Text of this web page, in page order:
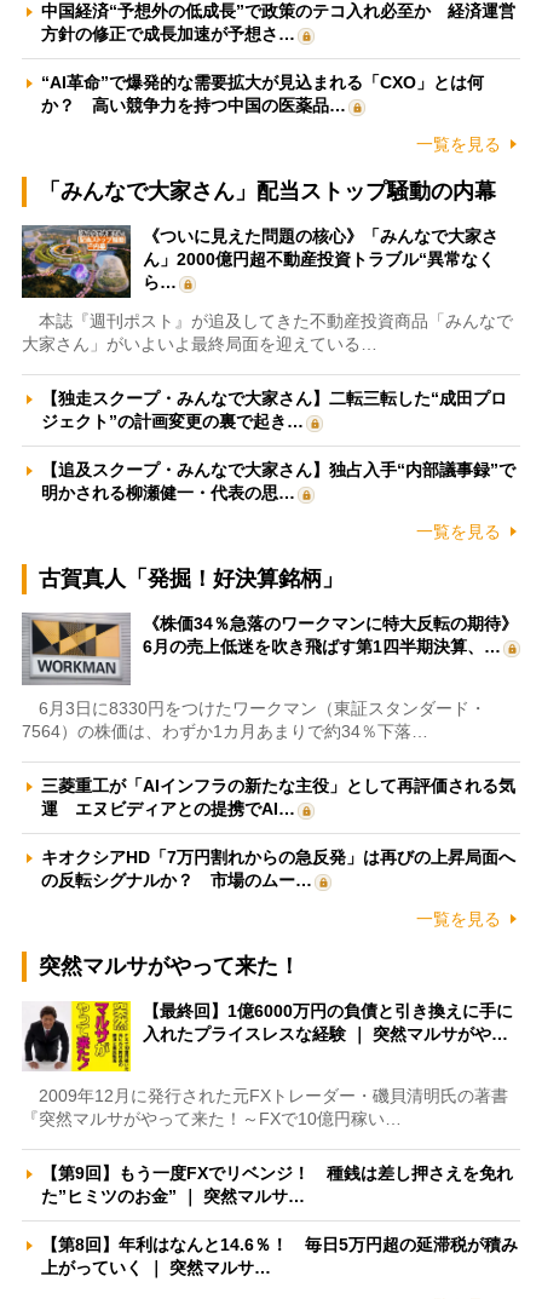
中国経済“予想外の低成長”で政策のテコ入れ必至か 経済運営
方針の修正で成長加速が予想さ…
“AI革命”で爆発的な需要拡大が見込まれる「CXO」とは何
か？ 高い競争力を持つ中国の医薬品…
一覧を見る
「みんなで大家さん」配当ストップ騒動の内幕
《ついに見えた問題の核心》「みんなで大家さ
ん」2000億円超不動産投資トラブル“異常なく
ら…
本誌『週刊ポスト』が追及してきた不動産投資商品「みんなで
大家さん」がいよいよ最終局面を迎えている…
【独走スクープ・みんなで大家さん】二転三転した“成田プロ
ジェクト”の計画変更の裏で起き…
【追及スクープ・みんなで大家さん】独占入手“内部議事録”で
明かされる柳瀬健一・代表の思…
一覧を見る
古賀真人「発掘！好決算銘柄」
《株価34％急落のワークマンに特大反転の期待》
6月の売上低迷を吹き飛ばす第1四半期決算、…
6月3日に8330円をつけたワークマン（東証スタンダード・
7564）の株価は、わずか1カ月あまりで約34％下落…
三菱重工が「AIインフラの新たな主役」として再評価される気
運 エヌビディアとの提携でAI…
キオクシアHD「7万円割れからの急反発」は再びの上昇局面へ
の反転シグナルか？ 市場のムー…
一覧を見る
突然マルサがやって来た！
【最終回】1億6000万円の負債と引き換えに手に
入れたプライスレスな経験 ｜ 突然マルサがや…
2009年12月に発行された元FXトレーダー・磯貝清明氏の著書
『突然マルサがやって来た！～FXで10億円稼い…
【第9回】もう一度FXでリベンジ！ 種銭は差し押さえを免れ
た”ヒミツのお金” ｜ 突然マルサ…
【第8回】年利はなんと14.6％！ 毎日5万円超の延滞税が積み
上がっていく ｜ 突然マルサ…